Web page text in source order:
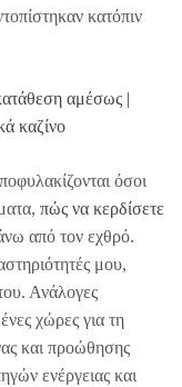
κατόπιν
αμέσως |
καζίνο
όσοι
πώς να κερδίσετε
από τον εχθρό.
μου,
Ανάλογες
χώρες για τη
και προώθησης
ενέργειας και